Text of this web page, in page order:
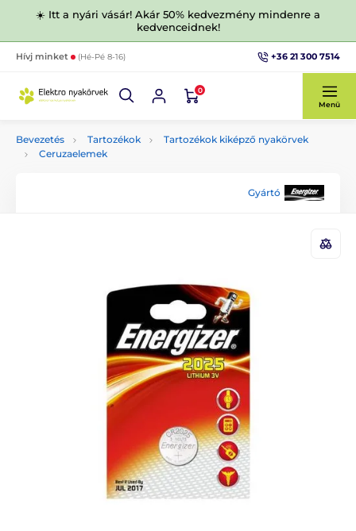
☀️ Itt a nyári vásár! Akár 50% kedvezmény mindenre a
kedvenceidnek!
Hívj minket (Hé-Pé 8-16) +36 21 300 7514
0
Menü
Bevezetés Tartozékok
Tartozékok kiképző nyakörvek
Ceruzaelemek
Gyártó